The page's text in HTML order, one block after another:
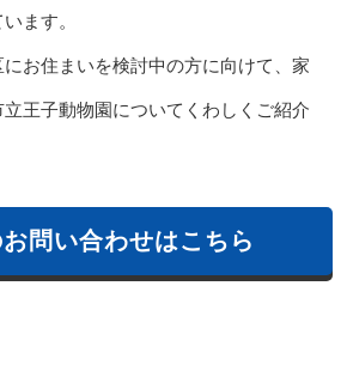
ます。
お住まいを検討中の方に向けて、家
王子動物園についてくわしくご紹介
問い合わせはこちら